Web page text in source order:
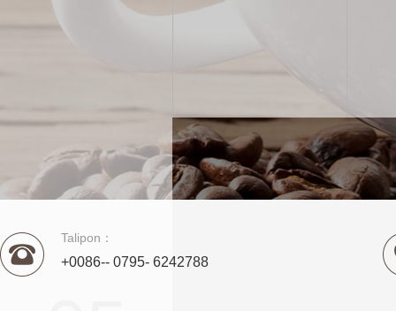
Talipon：
+0086-- 0795- 6242788